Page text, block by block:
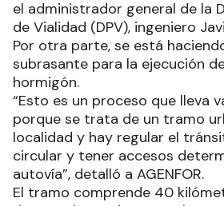
el administrador general de la
de Vialidad (DPV), ingeniero
Por otra parte, se está
subrasante para la ejecución
hormigón.
“Esto es un proceso que lleva
porque se trata de un tramo
localidad y hay regular el
circular y tener accesos
autovía”, detalló a AGENFOR.
El tramo comprende 40